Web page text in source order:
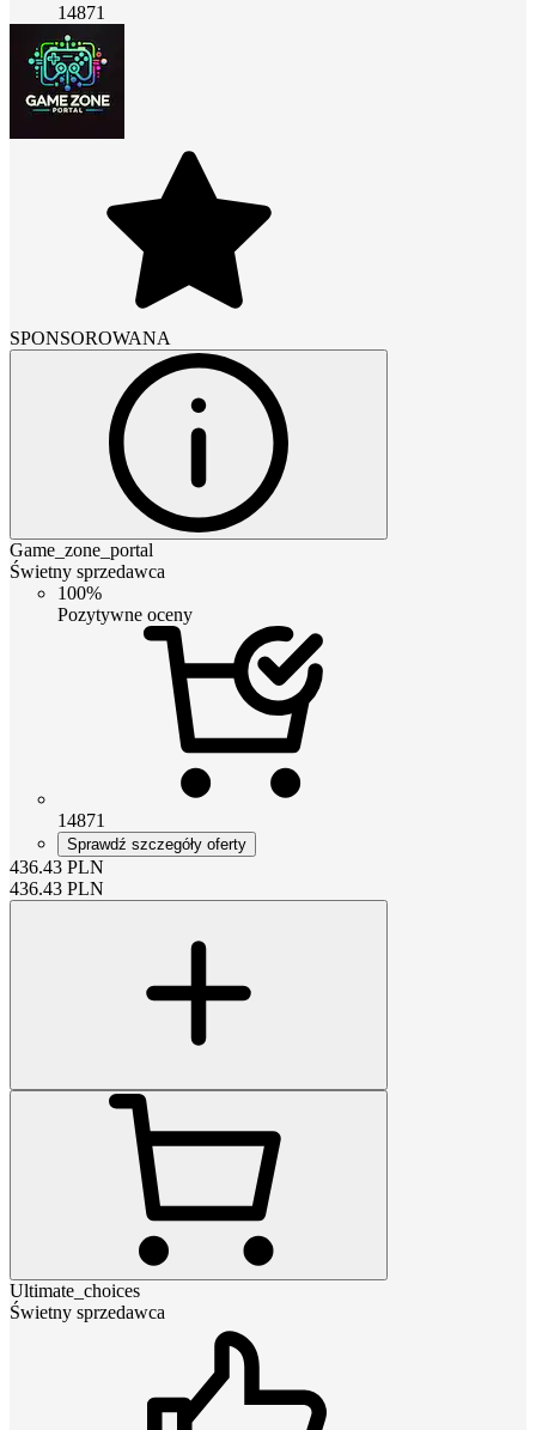
14871
SPONSOROWANA
Game_zone_portal
Świetny sprzedawca
100%
Pozytywne oceny
14871
Sprawdź szczegóły oferty
436.43 PLN
436.43 PLN
Ultimate_choices
Świetny sprzedawca